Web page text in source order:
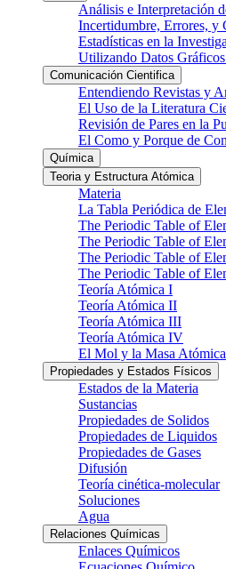
Análisis e Interpretación
Incertidumbre, Errores, y
Estadísticas en la
Utilizando Datos
Comunicación Cientifica
Entendiendo Revistas y
El Uso de la Literatura
Revisión de Pares en la
El Como y Porque de
Química
Teoria y Estructura Atómica
Materia
La Tabla Periódica de
The Periodic Table of
The Periodic Table of
The Periodic Table of
The Periodic Table of
Teoría Atómica I
Teoría Atómica II
Teoría Atómica III
Teoría Atómica IV
El Mol y la Masa Atómica
Propiedades y Estados Físicos
Estados de la Materia
Sustancias
Propiedades de Solidos
Propiedades de Liquidos
Propiedades de Gases
Difusión
Teoría cinética-molecular
Soluciones
Agua
Relaciones Químicas
Enlaces Químicos